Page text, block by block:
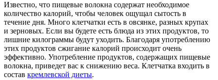
Известно, что пищевые волокна содержат необходимое
количество калорий, чтобы человек ощущал сытость в
течение дня. Много клетчатки есть в овсянке, разных крупах
и зерновых. Если вы будете есть блюда из этих продуктов, то
лишние килограммы будут уходить. Благодаря употреблению
этих продуктов сжигание калорий происходит очень
эффективно. Употребление продуктов, содержащих пищевые
волокна, приведет вас к снижению веса. Клетчатка входить в
состав кремлевской диеты.